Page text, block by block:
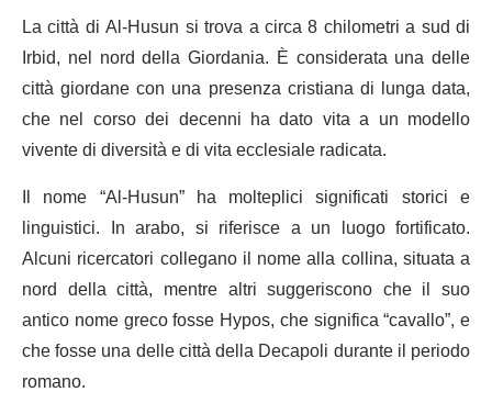
La città di Al-Husun si trova a circa 8 chilometri a sud di
Irbid, nel nord della Giordania. È considerata una delle
città giordane con una presenza cristiana di lunga data,
che nel corso dei decenni ha dato vita a un modello
vivente di diversità e di vita ecclesiale radicata.
Il nome “Al-Husun” ha molteplici significati storici e
linguistici. In arabo, si riferisce a un luogo fortificato.
Alcuni ricercatori collegano il nome alla collina, situata a
nord della città, mentre altri suggeriscono che il suo
antico nome greco fosse Hypos, che significa “cavallo”, e
che fosse una delle città della Decapoli durante il periodo
romano.